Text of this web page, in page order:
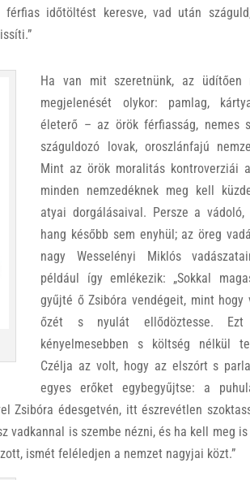
időtöltést keresve, vad után
Ha van mit szeretnünk, az üdítően
megjelenését olykor: pamlag,
életerő – az örök férfiasság, nemes
száguldozó lovak, oroszlánfajú
Mint az örök moralitás kontroverziái
minden nemzedéknek meg kell
atyai dorgálásaival. Persze a vádoló,
hang később sem enyhül; az öreg
nagy Wesselényi Miklós
például így emlékezik: „Sokkal
gyűjté ő Zsibóra vendégeit, mint hogy
őzét s nyulát ellődöztesse.
kényelmesebben s költség nélkül
Czélja az volt, hogy az elszórt s
egyes erőket egybegyűjtse: a
Zsibóra édesgetvén, itt észrevétlen
vadkannal is szembe nézni, és ha kell meg
ismét feléledjen a nemzet nagyjai közt.”